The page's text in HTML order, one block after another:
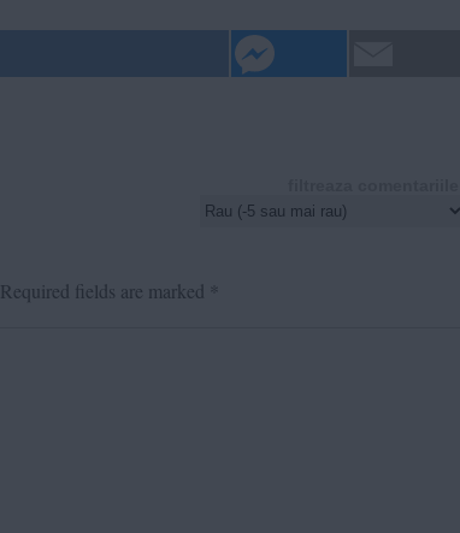
Required fields are marked *